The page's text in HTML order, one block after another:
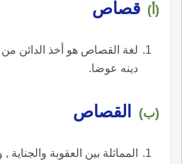
(أ) قصاص
لغة القصاص هو أخذ الدائن من
دينه عوضا.
(ب) ‏القصاص‏
‏المماثلة بين العقوبة